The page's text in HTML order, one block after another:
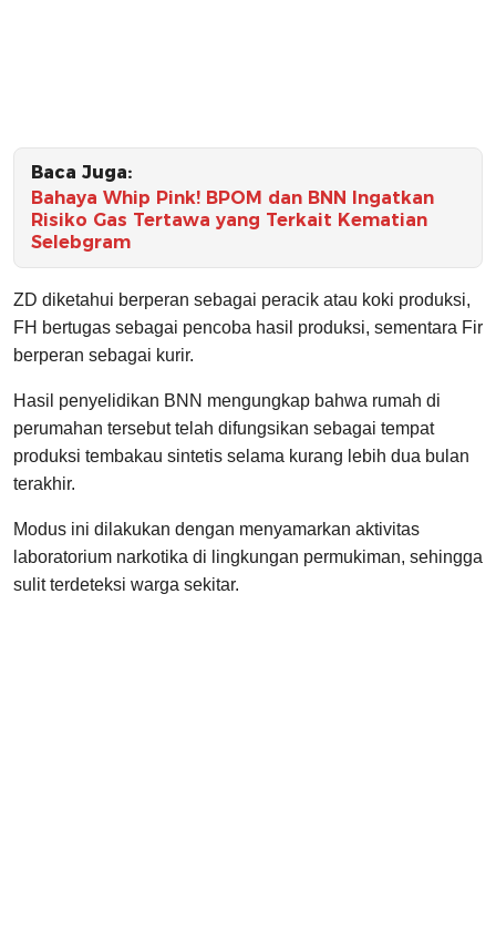
Baca Juga:
Bahaya Whip Pink! BPOM dan BNN Ingatkan
Risiko Gas Tertawa yang Terkait Kematian
Selebgram
ZD diketahui berperan sebagai peracik atau koki produksi,
FH bertugas sebagai pencoba hasil produksi, sementara Fir
berperan sebagai kurir.
Hasil penyelidikan BNN mengungkap bahwa rumah di
perumahan tersebut telah difungsikan sebagai tempat
produksi tembakau sintetis selama kurang lebih dua bulan
terakhir.
Modus ini dilakukan dengan menyamarkan aktivitas
laboratorium narkotika di lingkungan permukiman, sehingga
sulit terdeteksi warga sekitar.